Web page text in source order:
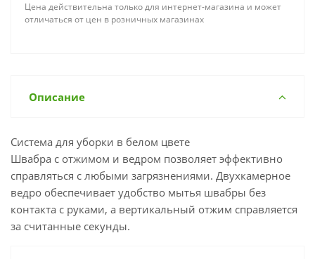
Цена действительна только для интернет-магазина и может
отличаться от цен в розничных магазинах
Описание
Система для уборки в белом цвете
Швабра с отжимом и ведром позволяет эффективно
справляться с любыми загрязнениями. Двухкамерное
ведро обеспечивает удобство мытья швабры без
контакта с руками, а вертикальный отжим справляется
за считанные секунды.